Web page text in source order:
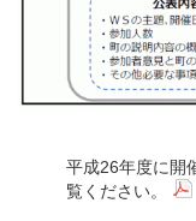
平成26年度に開
覧ください。